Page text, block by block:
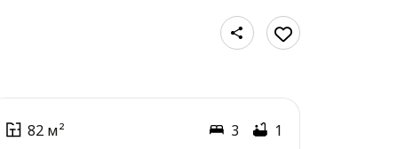
82 м² 3 1